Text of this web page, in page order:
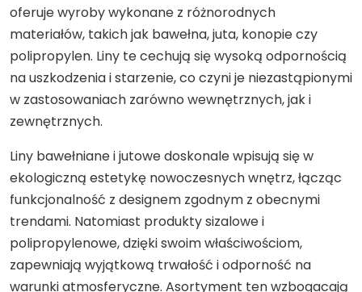
oferuje wyroby wykonane z różnorodnych
materiałów, takich jak bawełna, juta, konopie czy
polipropylen. Liny te cechują się wysoką odpornością
na uszkodzenia i starzenie, co czyni je niezastąpionymi
w zastosowaniach zarówno wewnętrznych, jak i
zewnętrznych.
Liny bawełniane i jutowe doskonale wpisują się w
ekologiczną estetykę nowoczesnych wnętrz, łącząc
funkcjonalność z designem zgodnym z obecnymi
trendami. Natomiast produkty sizalowe i
polipropylenowe, dzięki swoim właściwościom,
zapewniają wyjątkową trwałość i odporność na
warunki atmosferyczne. Asortyment ten wzbogacają